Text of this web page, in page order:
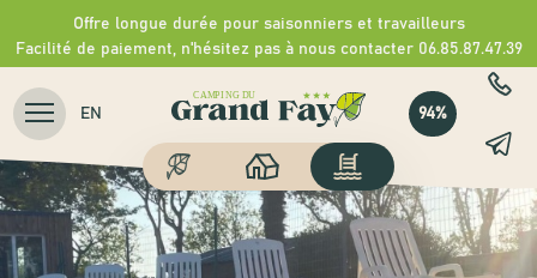
Offre longue durée pour saisonniers et travailleurs
Facilité de paiement, n'hésitez pas à nous contacter 06.85.87.47.39
EN 94%